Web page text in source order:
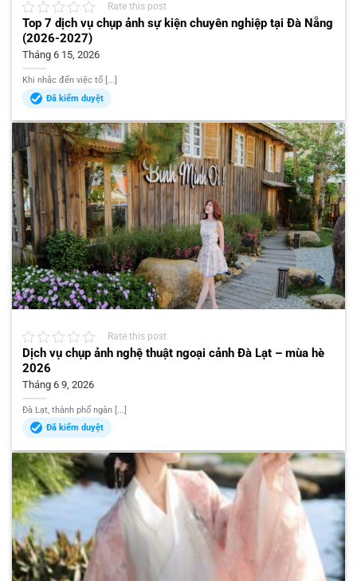
Rate this post
Top 7 dịch vụ chụp ảnh sự kiện chuyên nghiệp tại Đà Nẵng
(2026-2027)
Tháng 6 15, 2026
Khi nhắc đến việc tổ [...]
Đã kiểm duyệt
Rate this post
Dịch vụ chụp ảnh nghệ thuật ngoại cảnh Đà Lạt – mùa hè
2026
Tháng 6 9, 2026
Đà Lạt, thành phố ngàn [...]
Đã kiểm duyệt